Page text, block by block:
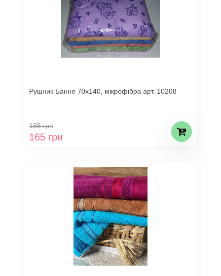
Рушник Банне 70х140, мікрофібра арт. 10208
185 грн
165 грн